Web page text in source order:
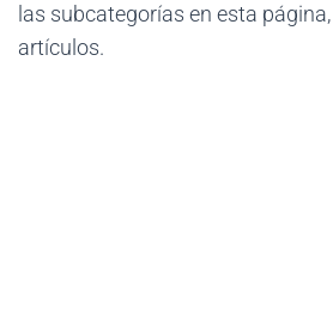
las subcategorías en esta
artículos.